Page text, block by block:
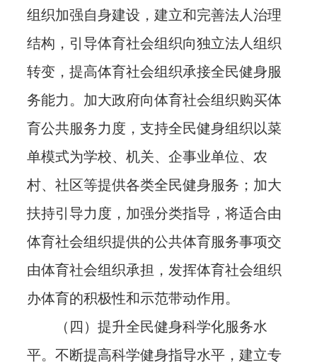
组织加强自身建设，建立和完善法人治理
结构，引导体育社会组织向独立法人组织
转变，提高体育社会组织承接全民健身服
务能力。加大政府向体育社会组织购买体
育公共服务力度，支持全民健身组织以菜
单模式为学校、机关、企事业单位、农
村、社区等提供各类全民健身服务；加大
扶持引导力度，加强分类指导，将适合由
体育社会组织提供的公共体育服务事项交
由体育社会组织承担，发挥体育社会组织
办体育的积极性和示范带动作用。
（四）提升全民健身科学化服务水
平。不断提高科学健身指导水平，建立专